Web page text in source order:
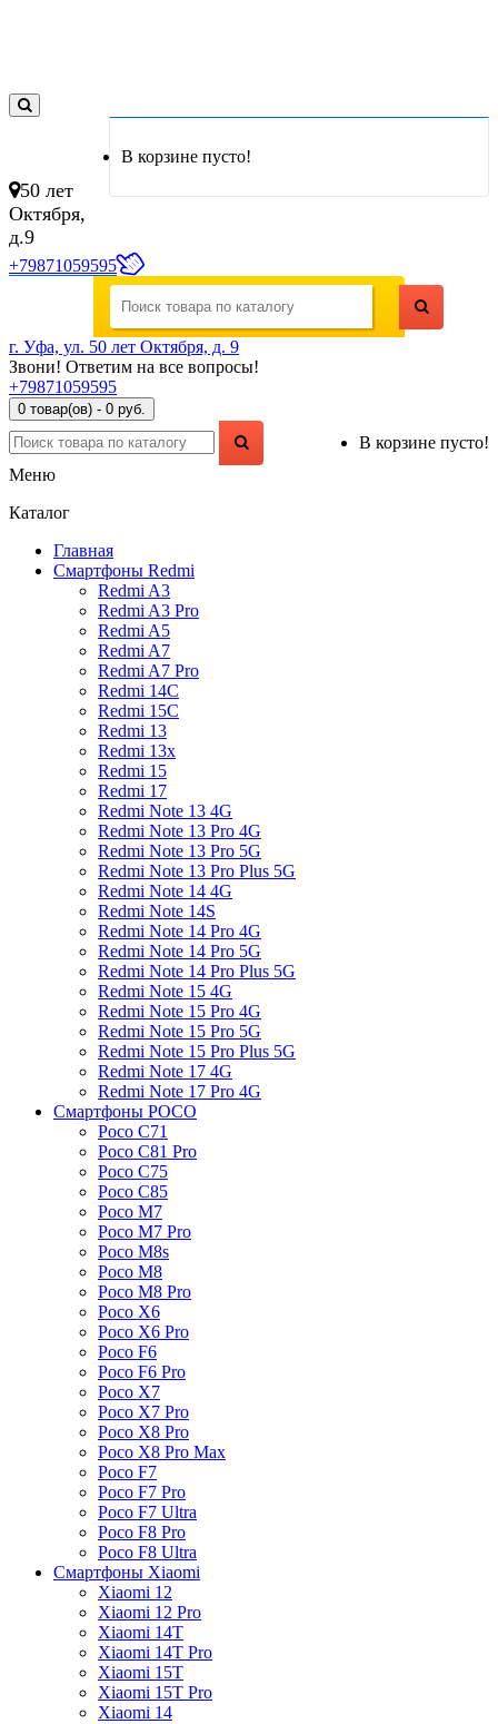
В корзине пусто!
50 лет
Октября,
д.9
+79871059595
г. Уфа, ул. 50 лет Октября, д. 9
Звони! Ответим на все вопросы!
+79871059595
0 товар(ов) - 0 руб.
В корзине пусто!
Меню
Каталог
Главная
Смартфоны Redmi
Redmi A3
Redmi A3 Pro
Redmi A5
Redmi A7
Redmi A7 Pro
Redmi 14C
Redmi 15C
Redmi 13
Redmi 13x
Redmi 15
Redmi 17
Redmi Note 13 4G
Redmi Note 13 Pro 4G
Redmi Note 13 Pro 5G
Redmi Note 13 Pro Plus 5G
Redmi Note 14 4G
Redmi Note 14S
Redmi Note 14 Pro 4G
Redmi Note 14 Pro 5G
Redmi Note 14 Pro Plus 5G
Redmi Note 15 4G
Redmi Note 15 Pro 4G
Redmi Note 15 Pro 5G
Redmi Note 15 Pro Plus 5G
Redmi Note 17 4G
Redmi Note 17 Pro 4G
Смартфоны POCO
Poco C71
Poco C81 Pro
Poco C75
Poco C85
Poco M7
Poco M7 Pro
Poco M8s
Poco M8
Poco M8 Pro
Poco X6
Poco X6 Pro
Poco F6
Poco F6 Pro
Poco X7
Poco X7 Pro
Poco X8 Pro
Poco X8 Pro Max
Poco F7
Poco F7 Pro
Poco F7 Ultra
Poco F8 Pro
Poco F8 Ultra
Смартфоны Xiaomi
Xiaomi 12
Xiaomi 12 Pro
Xiaomi 14T
Xiaomi 14T Pro
Xiaomi 15T
Xiaomi 15T Pro
Xiaomi 14